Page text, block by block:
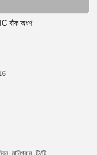
বাঁক অংশ
মানিগ্রাম, টি/টি